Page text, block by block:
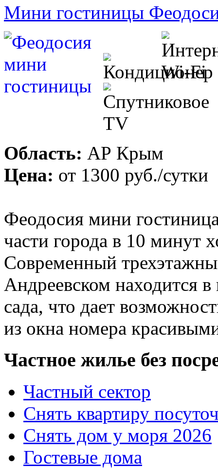
Мини гостиницы
Область: АР Крым
Цена: от 1300 руб./сутки
Феодосия мини
части города в 10 минут
Современный
Андреевском находится
сада, что дает
из окна номера
Частное жилье без
Частный сектор
Снять квартиру
Снять дом у моря 2026
Гостевые дома